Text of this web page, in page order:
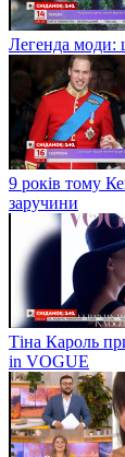
Легенда моди:
9 років тому
заручини
Тіна Кароль
in VOGUE